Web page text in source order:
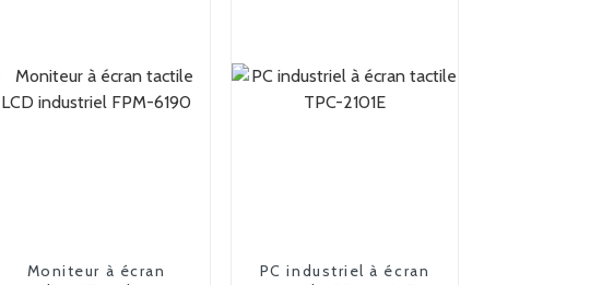
Moniteur à écran
PC industriel à écran